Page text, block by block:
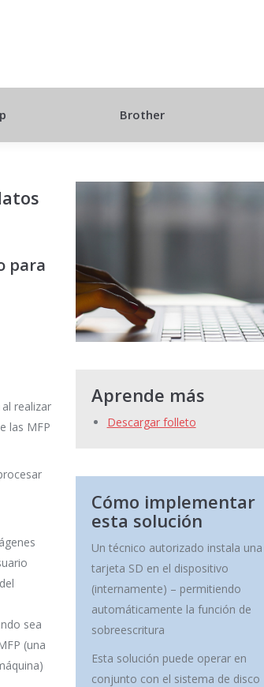
Brother
para
realizar
las MFP
sea
(una
Aprende más
Descargar folleto
Cómo implementar
esta solución
Un técnico autorizado instala una
tarjeta SD en el dispositivo
(internamente) – permitiendo
automáticamente la función de
sobreescritura
Esta solución puede operar en
conjunto con el sistema de disco